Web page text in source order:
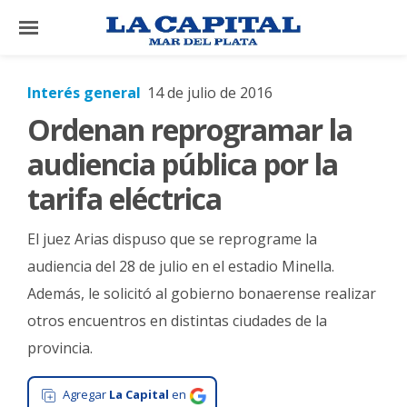
×
El
El
Mundo
La
Zona
Cultura
Tecnología
Gastronomía
Salud
Interés general 14 de julio de 2016
Ordenan reprogramar la
audiencia pública por la
tarifa eléctrica
El juez Arias dispuso que se reprograme la
audiencia del 28 de julio en el estadio Minella.
Además, le solicitó al gobierno bonaerense realizar
otros encuentros en distintas ciudades de la
provincia.
Agregar La Capital en